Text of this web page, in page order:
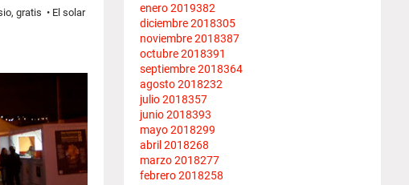
gratis • El solar
enero 2019382
diciembre 2018305
noviembre 2018387
octubre 2018391
septiembre 2018364
agosto 2018232
julio 2018357
junio 2018393
mayo 2018299
abril 2018268
marzo 2018277
febrero 2018258